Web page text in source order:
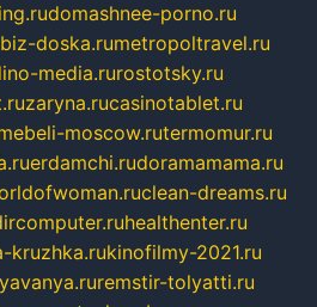
domashnee-porno.ru
biz-doska.rumetropoltravel.ru
media.rurostotsky.ru
zaryna.rucasinotablet.ru
moscow.rutermomur.ru
erdamchi.rudoramamama.ru
clean-dreams.ru
healthenter.ru
kruzhka.rukinofilmy-2021.ru
remstir-tolyatti.ru